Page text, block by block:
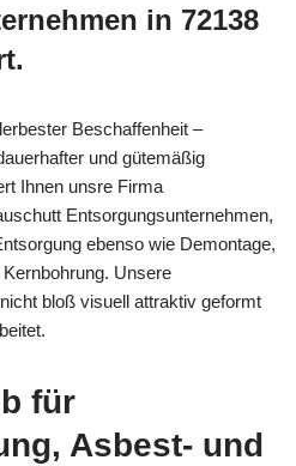
in 72138
Beschaffenheit –
und gütemäßig
Ihnen unsre Firma
Entsorgungsunternehmen,
ebenso wie Demontage,
Unsere
bloß visuell attraktiv geformt
für
Asbest- und